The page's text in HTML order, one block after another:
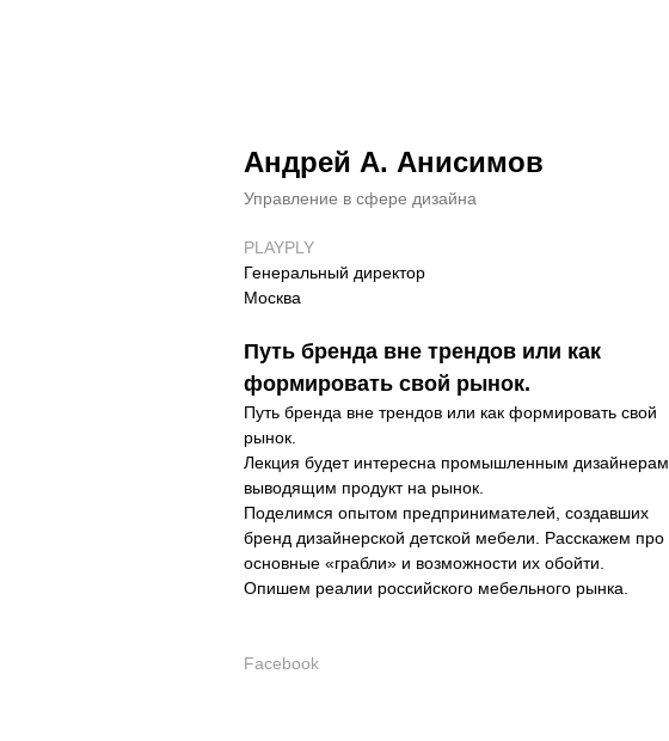
Андрей А. Анисимов
Управление в сфере дизайна
PLAYPLY
Генеральный директор
Москва
Путь бренда вне трендов или как
формировать свой рынок.
Путь бренда вне трендов или как формировать свой
рынок.
Лекция будет интересна промышленным дизайнерам,
выводящим продукт на рынок.
Поделимся опытом предпринимателей, создавших
бренд дизайнерской детской мебели. Расскажем про
основные «грабли» и возможности их обойти.
Опишем реалии российского мебельного рынка.
Facebook